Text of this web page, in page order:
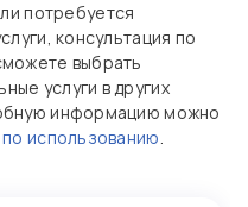
потребуется
консультация по
выбрать
услуги в других
информацию можно
использованию.